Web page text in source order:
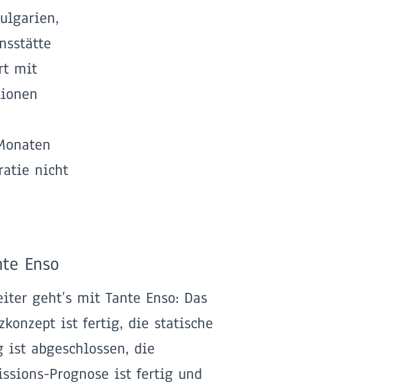
mit
nicht
Enso
geht’s mit Tante Enso: Das
ist fertig, die statische
ist abgeschlossen, die
Prognose ist fertig und